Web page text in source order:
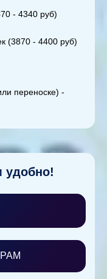
- 4340 руб)
(3870 - 4400 руб)
переноске) -
удобно!